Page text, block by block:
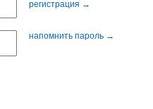
регистрация →
напомнить пароль →